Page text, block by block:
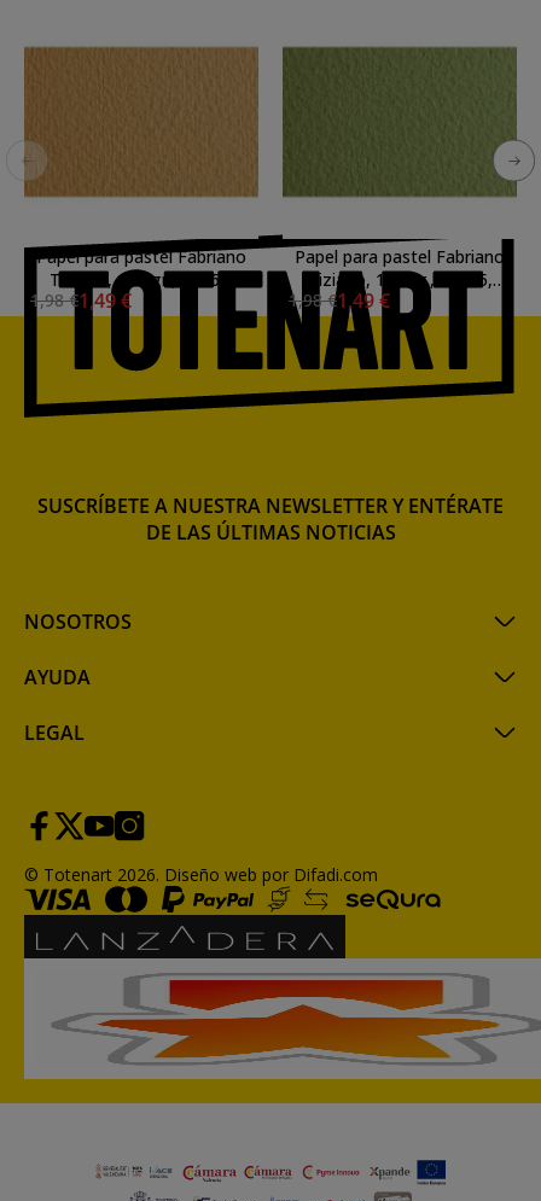
Papel para pastel Fabriano
Tiziano, 160 gr., 50x65,
Mandorla
1,98 €1,49 €
Papel para pastel Fabriano
Tiziano, 160 gr., 50x65,
Verduzzo
1,98 €1,49 €
NOSOTROS
AYUDA
LEGAL
SUSCRÍBETE A NUESTRA NEWSLETTER Y ENTÉRATE
DE LAS ÚLTIMAS NOTICIAS
© Totenart 2026. Diseño web por Difadi.com